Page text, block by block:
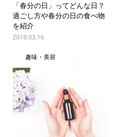
「春分の日」ってどんな日？
過ごし方や春分の日の食べ物
を紹介
2018.03.16
趣味・美容